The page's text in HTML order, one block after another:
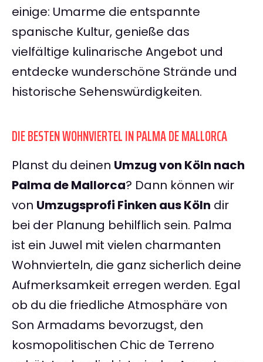
einige: Umarme die entspannte
spanische Kultur, genieße das
vielfältige kulinarische Angebot und
entdecke wunderschöne Strände und
historische Sehenswürdigkeiten.
DIE BESTEN WOHNVIERTEL IN PALMA DE MALLORCA
Planst du deinen Umzug von Köln nach
Palma de Mallorca? Dann können wir
von Umzugsprofi Finken aus Köln dir
bei der Planung behilflich sein. Palma
ist ein Juwel mit vielen charmanten
Wohnvierteln, die ganz sicherlich deine
Aufmerksamkeit erregen werden. Egal
ob du die friedliche Atmosphäre von
Son Armadams bevorzugst, den
kosmopolitischen Chic de Terreno